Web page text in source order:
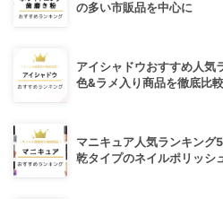
の多い市販品を中心に
アイシャドウおすすめ人気
色&ラメ入り商品を徹底比較
マニキュア人気ランキング
乾タイプのネイルポリッシ